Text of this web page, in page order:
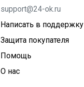
support@24-ok.ru
Написать в поддержку
Защита покупателя
Помощь
О нас